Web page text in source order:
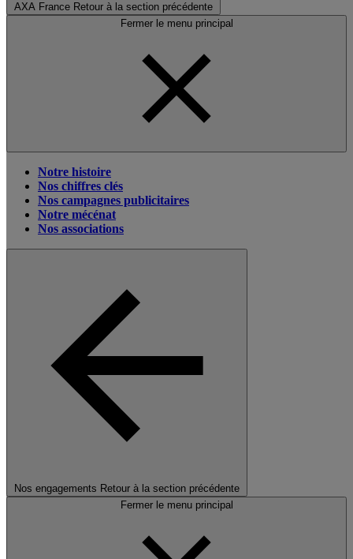
AXA France Retour à la section précédente
Fermer le menu principal
Notre histoire
Nos chiffres clés
Nos campagnes publicitaires
Notre mécénat
Nos associations
Nos engagements Retour à la section précédente
Fermer le menu principal